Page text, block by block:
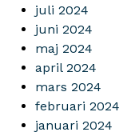
juli 2024
juni 2024
maj 2024
april 2024
mars 2024
februari 2024
januari 2024